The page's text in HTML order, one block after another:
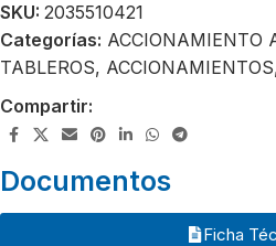
SKU: 2035510421
Categorías: ACCIONAMIENTO
TABLEROS, ACCIONAMIENTOS
Compartir:
Documentos
Ficha